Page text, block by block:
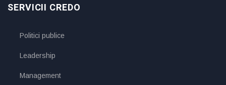
SERVICII CREDO
Politici publice
Leadership
Management